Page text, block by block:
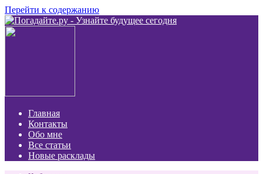
Перейти к содержанию
Главная
Контакты
Обо мне
Все статьи
Новые расклады